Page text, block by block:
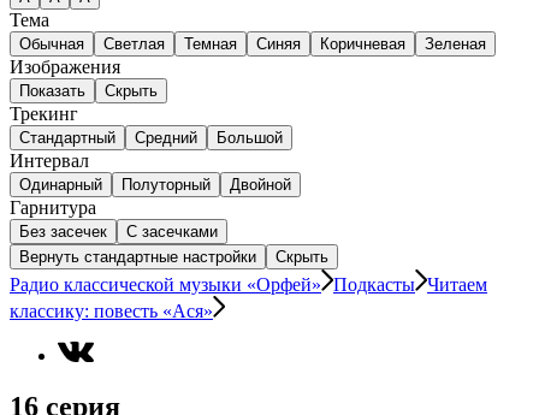
Тема
Обычная Светлая Темная Синяя Коричневая Зеленая
Изображения
Показать Скрыть
Трекинг
Стандартный Средний Большой
Интервал
Одинарный Полуторный Двойной
Гарнитура
Без засечек
С засечками
Вернуть стандартные настройки
Скрыть
Радио классической музыки «Орфей» Подкасты Читаем
классику: повесть «Ася»
16 серия